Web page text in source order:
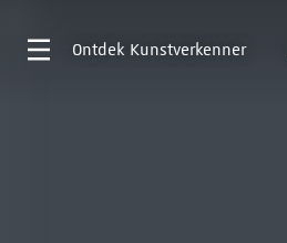
Ontdek Kunstverkenner